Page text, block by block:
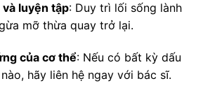
luyện tập: Duy trì lối sống lành
mỡ thừa quay trở lại.
của cơ thể: Nếu có bất kỳ dấu
hãy liên hệ ngay với bác sĩ.